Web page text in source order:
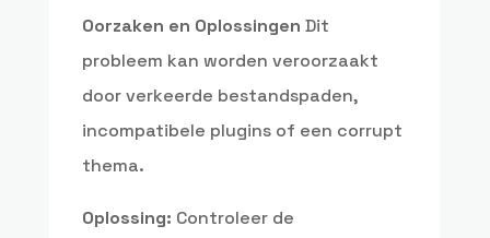
Oorzaken en Oplossingen Dit
probleem kan worden veroorzaakt
door verkeerde bestandspaden,
incompatibele plugins of een corrupt
thema.
Oplossing: Controleer de